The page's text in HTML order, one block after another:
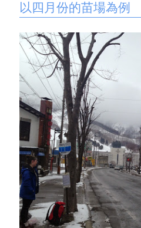
以四月份的苗場為例